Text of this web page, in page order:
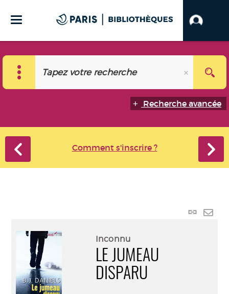
Recherche avancée
Comment s'inscrire ?
Lien
Inconnu
LE JUMEAU
DISPARU